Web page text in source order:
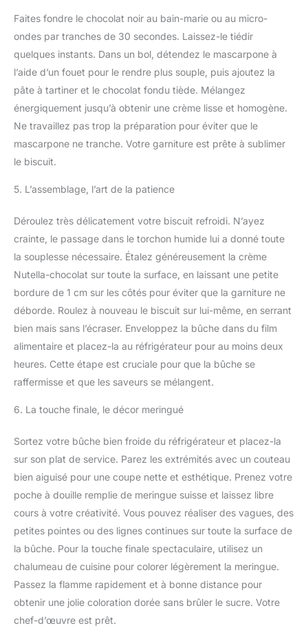
Faites fondre le chocolat noir au bain-marie ou au micro-
ondes par tranches de 30 secondes. Laissez-le tiédir
quelques instants. Dans un bol, détendez le mascarpone à
l’aide d’un fouet pour le rendre plus souple, puis ajoutez la
pâte à tartiner et le chocolat fondu tiède. Mélangez
énergiquement jusqu’à obtenir une crème lisse et homogène.
Ne travaillez pas trop la préparation pour éviter que le
mascarpone ne tranche. Votre garniture est prête à sublimer
le biscuit.
5. L’assemblage, l’art de la patience
Déroulez très délicatement votre biscuit refroidi. N’ayez
crainte, le passage dans le torchon humide lui a donné toute
la souplesse nécessaire. Étalez généreusement la crème
Nutella-chocolat sur toute la surface, en laissant une petite
bordure de 1 cm sur les côtés pour éviter que la garniture ne
déborde. Roulez à nouveau le biscuit sur lui-même, en serrant
bien mais sans l’écraser. Enveloppez la bûche dans du film
alimentaire et placez-la au réfrigérateur pour au moins deux
heures. Cette étape est cruciale pour que la bûche se
raffermisse et que les saveurs se mélangent.
6. La touche finale, le décor meringué
Sortez votre bûche bien froide du réfrigérateur et placez-la
sur son plat de service. Parez les extrémités avec un couteau
bien aiguisé pour une coupe nette et esthétique. Prenez votre
poche à douille remplie de meringue suisse et laissez libre
cours à votre créativité. Vous pouvez réaliser des vagues, des
petites pointes ou des lignes continues sur toute la surface de
la bûche. Pour la touche finale spectaculaire, utilisez un
chalumeau de cuisine pour colorer légèrement la meringue.
Passez la flamme rapidement et à bonne distance pour
obtenir une jolie coloration dorée sans brûler le sucre. Votre
chef-d’œuvre est prêt.